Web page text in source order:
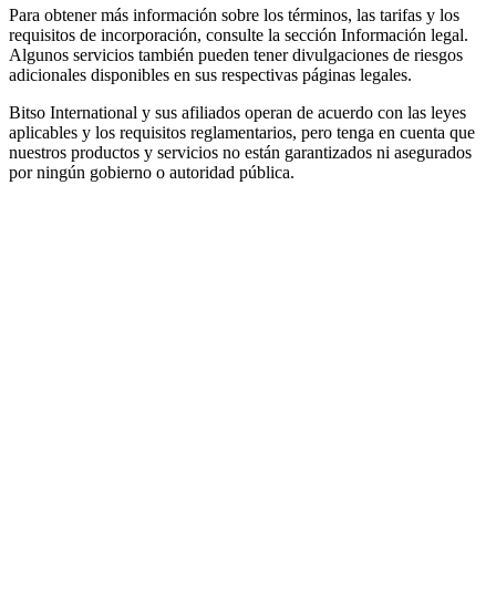
Para obtener más información sobre los términos, las tarifas y los
requisitos de incorporación, consulte la sección Información legal.
Algunos servicios también pueden tener divulgaciones de riesgos
adicionales disponibles en sus respectivas páginas legales.
Bitso International y sus afiliados operan de acuerdo con las leyes
aplicables y los requisitos reglamentarios, pero tenga en cuenta que
nuestros productos y servicios no están garantizados ni asegurados
por ningún gobierno o autoridad pública.